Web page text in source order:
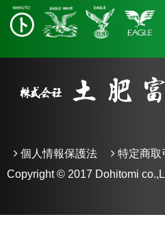
個人情報保護法
特定商取
Copyright © 2017 Dohitomi